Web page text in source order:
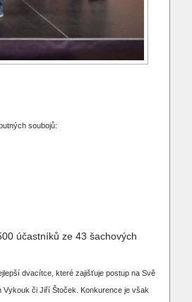
soubojů:
účastníků ze 43 šachových
dvacítce, které zajišťuje postup na Světový
Vykouk či Jiří Štoček. Konkurence je však